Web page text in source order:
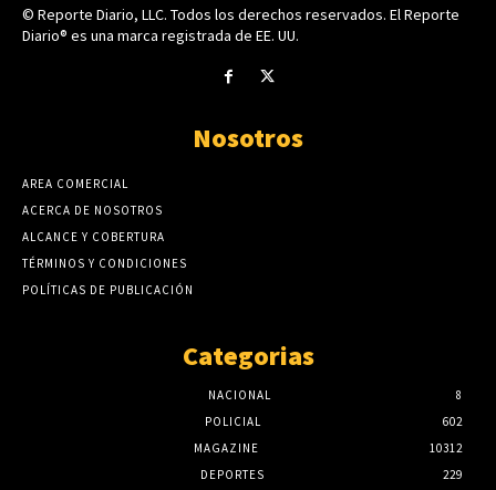
© Reporte Diario, LLC. Todos los derechos reservados. El Reporte
Diario® es una marca registrada de EE. UU.
Nosotros
AREA COMERCIAL
ACERCA DE NOSOTROS
ALCANCE Y COBERTURA
TÉRMINOS Y CONDICIONES
POLÍTICAS DE PUBLICACIÓN
Categorias
NACIONAL
8
POLICIAL
602
MAGAZINE
10312
DEPORTES
229